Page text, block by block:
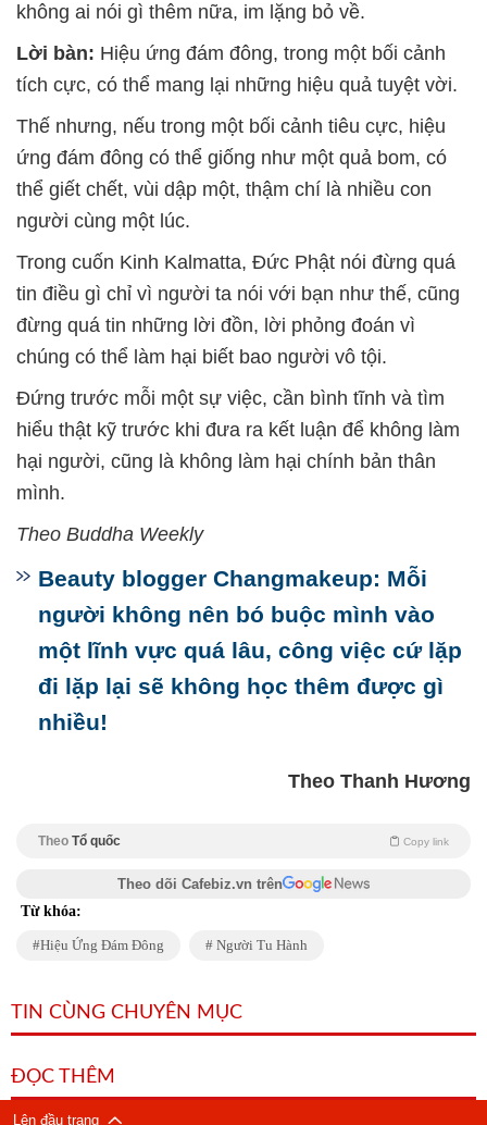
không ai nói gì thêm nữa, im lặng bỏ về.
Lời bàn: Hiệu ứng đám đông, trong một bối cảnh
tích cực, có thể mang lại những hiệu quả tuyệt vời.
Thế nhưng, nếu trong một bối cảnh tiêu cực, hiệu
ứng đám đông có thể giống như một quả bom, có
thể giết chết, vùi dập một, thậm chí là nhiều con
người cùng một lúc.
Trong cuốn Kinh Kalmatta, Đức Phật nói đừng quá
tin điều gì chỉ vì người ta nói với bạn như thế, cũng
đừng quá tin những lời đồn, lời phỏng đoán vì
chúng có thể làm hại biết bao người vô tội.
Đứng trước mỗi một sự việc, cần bình tĩnh và tìm
hiểu thật kỹ trước khi đưa ra kết luận để không làm
hại người, cũng là không làm hại chính bản thân
mình.
Theo Buddha Weekly
Beauty blogger Changmakeup: Mỗi
người không nên bó buộc mình vào
một lĩnh vực quá lâu, công việc cứ lặp
đi lặp lại sẽ không học thêm được gì
nhiều!
Theo Thanh Hương
Theo Tổ quốc Copy link
Theo dõi Cafebiz.vn trên
Từ khóa:
Hiệu Ứng Đám Đông Người Tu Hành
TIN CÙNG CHUYÊN MỤC
ĐỌC THÊM
Lên đầu trang